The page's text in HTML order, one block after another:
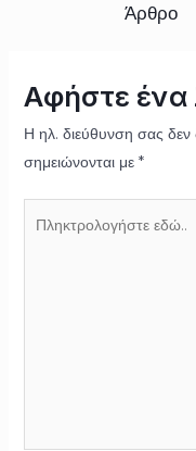
Άρθρο
Αφήστε ένα
Η ηλ. διεύθυνση σας δεν
σημειώνονται με *